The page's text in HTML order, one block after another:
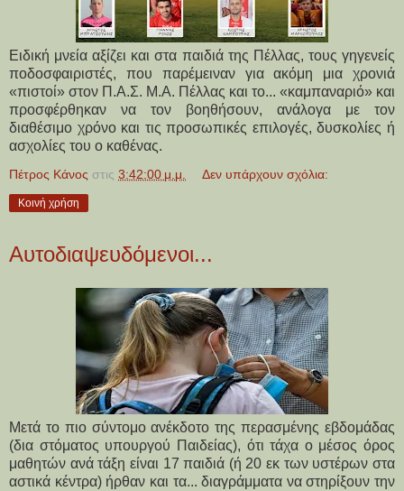
Ειδική μνεία αξίζει και στα παιδιά της Πέλλας, τους γηγενείς
ποδοσφαιριστές, που παρέμειναν για ακόμη μια χρονιά
«πιστοί» στον Π.Α.Σ. Μ.Α. Πέλλας και το... «καμπαναριό» και
προσφέρθηκαν να τον βοηθήσουν, ανάλογα με τον
διαθέσιμο χρόνο και τις προσωπικές επιλογές, δυσκολίες ή
ασχολίες του ο καθένας.
Πέτρος Κάνος στις 3:42:00 μ.μ. Δεν υπάρχουν σχόλια:
Κοινή χρήση
Αυτοδιαψευδόμενοι...
Μετά το πιο σύντομο ανέκδοτο της περασμένης εβδομάδας
(δια στόματος υπουργού Παιδείας), ότι τάχα ο μέσος όρος
μαθητών ανά τάξη είναι 17 παιδιά (ή 20 εκ των υστέρων στα
αστικά κέντρα) ήρθαν και τα... διαγράμματα να στηρίξουν την